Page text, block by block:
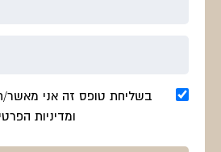
בשליחת טופס זה אני
ומדיניות